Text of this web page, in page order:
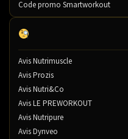
Code promo Smartworkout
Avis Nutrimuscle
Avis Prozis
Avis Nutri&Co
Avis LE PREWORKOUT
Avis Nutripure
Avis Dynveo